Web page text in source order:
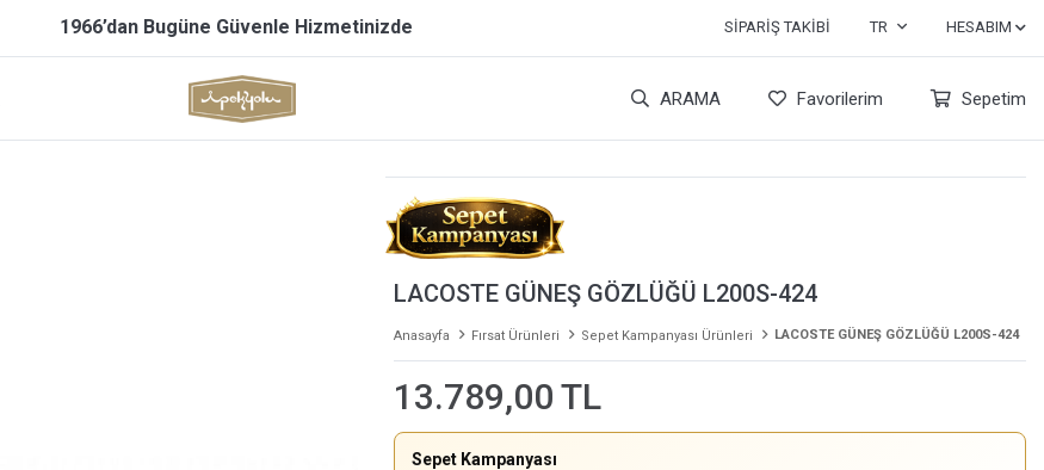
1966’dan Bugüne Güvenle Hizmetinizde SIPARIŞ TAKIBI TR HESABIM
ARAMA Favorilerim Sepetim
LACOSTE GÜNEŞ GÖZLÜĞÜ L200S-424
Anasayfa Fırsat Ürünleri Sepet Kampanyası Ürünleri LACOSTE GÜNEŞ GÖZLÜĞÜ L200S-424
13.789,00 TL
Sepet Kampanyası